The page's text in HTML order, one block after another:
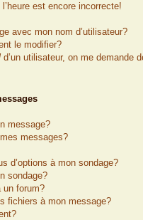
est encore incorrecte!
avec mon nom d’utilisateur?
le modifier?
d’un utilisateur, on me demande
message?
messages?
d’options à mon sondage?
sondage?
un forum?
fichiers à mon message?